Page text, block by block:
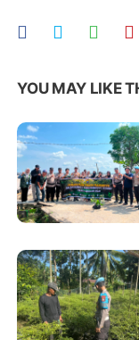
YOU MAY LIKE